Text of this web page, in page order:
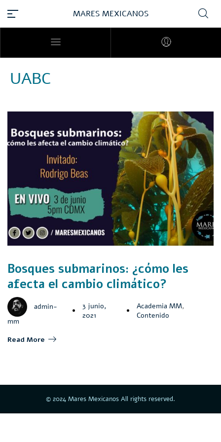
MARES MEXICANOS
UABC
Bosques submarinos: ¿cómo les
afecta el cambio climático?
admin-
mm
3 junio,
2021
Academia MM,
Contenido
Read More
© 2024 Mares Mexicanos All rights reserved.